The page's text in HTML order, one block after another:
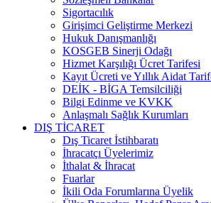
Sigortacılık
Girişimci Geliştirme Merkezi
Hukuk Danışmanlığı
KOSGEB Sinerji Odağı
Hizmet Karşılığı Ücret Tarifesi
Kayıt Ücreti ve Yıllık Aidat
DEİK - BİGA Temsilciliği
Bilgi Edinme ve KVKK
Anlaşmalı Sağlık Kurumları
DIŞ TİCARET
Dış Ticaret İstihbaratı
İhracatçı Üyelerimiz
İthalat & İhracat
Fuarlar
İkili Oda Forumlarına Üyelik